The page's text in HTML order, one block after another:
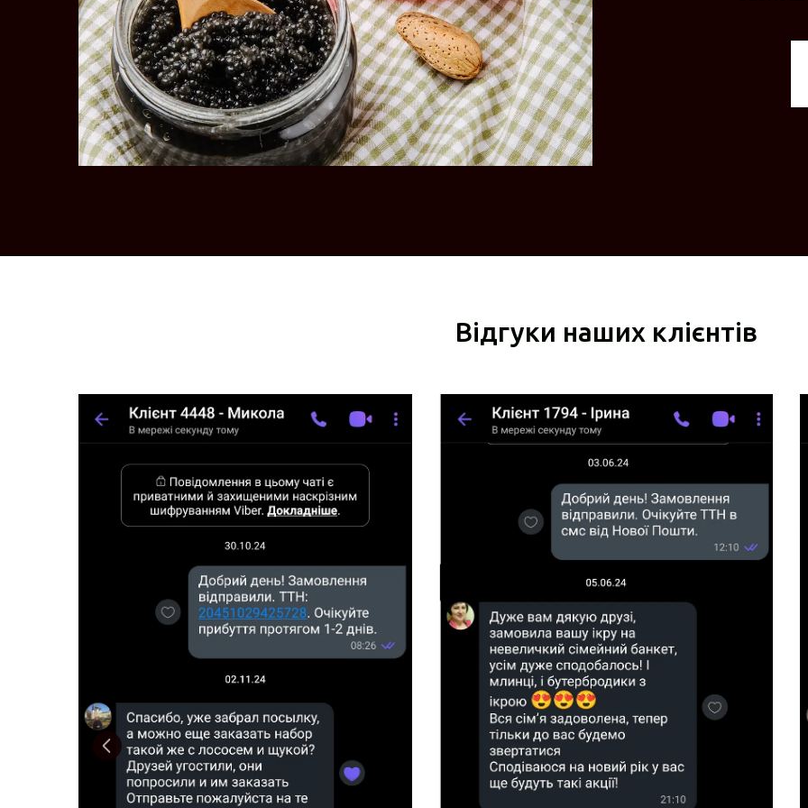
Відгуки наших клієнтів